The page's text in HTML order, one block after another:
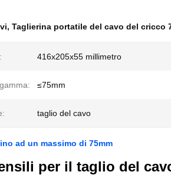
, Taglierina portatile del cavo del cricco
416x205x55 millimetro
≤75mm
taglio del cavo
ad un massimo di 75mm
per il taglio del